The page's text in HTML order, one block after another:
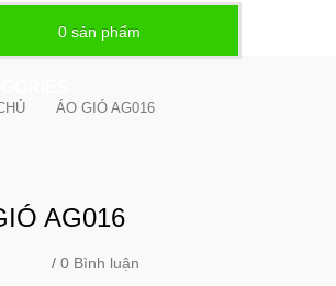
0 sản phẩm -
AG016